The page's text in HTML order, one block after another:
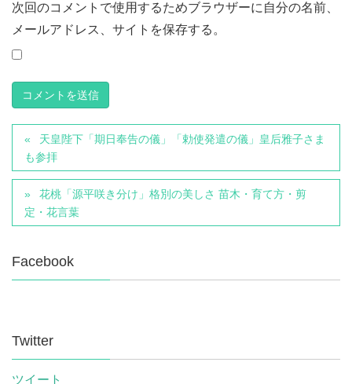
次回のコメントで使用するためブラウザーに自分の名前、
メールアドレス、サイトを保存する。
天皇陛下「期日奉告の儀」「勅使発遣の儀」皇后雅子さま
も参拝
花桃「源平咲き分け」格別の美しさ 苗木・育て方・剪
定・花言葉
Facebook
Twitter
ツイート